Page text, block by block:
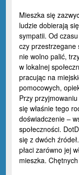
Mieszka się
ludzie dobierają
sympatii. Od
czy przestrzegane
nie wolno palić,
w lokalnej
pracując na
pomocowych,
Przy
się właśnie tego
doświadczenie –
społeczności.
się z dwóch
płaci zarówno jej
mieszka.